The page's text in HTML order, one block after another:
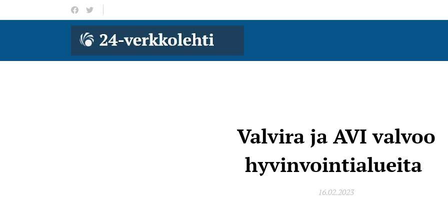
Valvira ja AVI valvoo
hyvinvointialueita
16.02.2023